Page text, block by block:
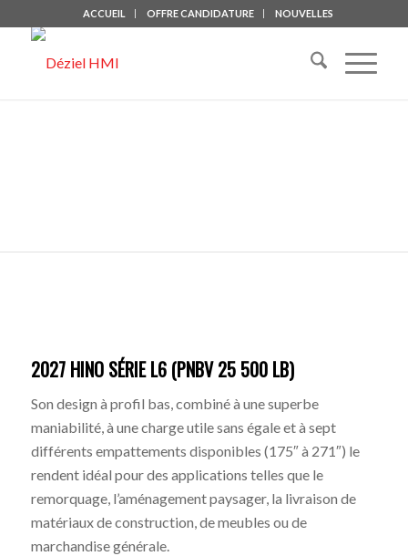
ACCUEIL OFFRE CANDIDATURE NOUVELLES
2027 HINO SÉRIE L6 (PNBV 25 500 LB)
Son design à profil bas, combiné à une superbe
maniabilité, à une charge utile sans égale et à sept
différents empattements disponibles (175″ à 271″) le
rendent idéal pour des applications telles que le
remorquage, l’aménagement paysager, la livraison de
matériaux de construction, de meubles ou de
marchandise générale.